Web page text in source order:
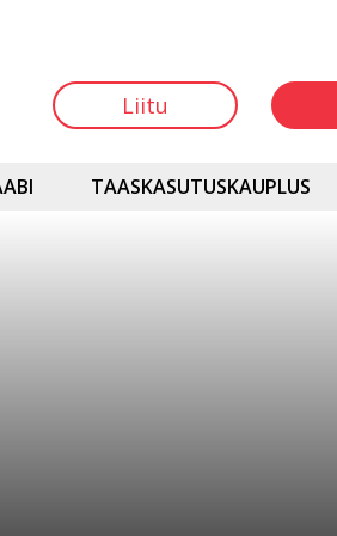
Liitu
TAASKASUTUSKAUPLUS